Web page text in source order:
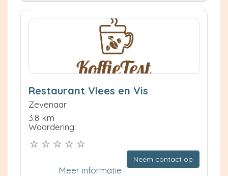
Restaurant Vlees en Vis
Zevenaar
3.8 km
Waardering:
Neem contact op
Meer informatie